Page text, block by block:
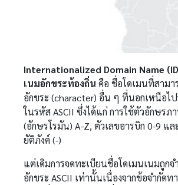
Internationalized Domain Name
เนมอักขระท้องถิ่นคือ ชื่อโดเมนที่สามา
อักขระ (character) อื่น ๆ ที่นอกเหนือไป
ในรหัส ASCII ซึ่งได้แก่ การใช้ตัวอักษรภ
(อักษรโรมัน) A-Z, ตัวเลขอารบิก 0-9 แล
ยัติภังค์ (-)
แต่เดิมการจดทะเบียนชื่อโดเมนเนมถูกจ
อักขระ ASCII เท่านั้นเนื่องจากข้อจำกัดท